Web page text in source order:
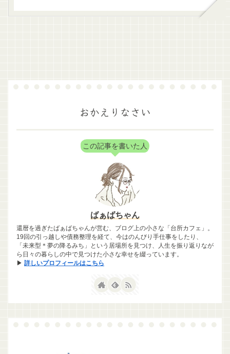
おかえりなさい
この記事を書いた人
ばぁばちゃん
還暦を過ぎたばぁばちゃんが営む、ブログ上の小さな「台所カフェ」。
19回の引っ越しや債務整理を経て、今はのんびり手仕事をしたり、
「未来型＊夢の降るみち」という居場所を見つけ、人生を振り返りなが
ら日々の暮らしの中で見つけた小さな幸せを綴っています。
▶ 詳しいプロフィールはこちら